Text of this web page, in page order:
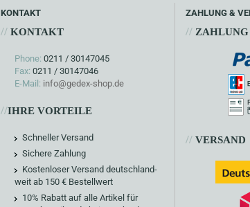
KONTAKT
//KONTAKT
Phone: 0211 / 30147045
Fax: 0211 / 30147046
E-Mail: info@gedex-shop.de
//IHRE VORTEILE
Schneller Versand
Sichere Zahlung
Kostenloser Versand deutschland-
weit ab 150 € Bestellwert
10% Rabatt auf alle Artikel für
ZAHLUNG &
// ZAHLUNG
// VERSAND